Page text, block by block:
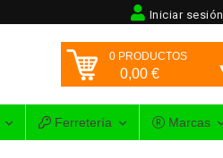
Iniciar sesión
0 PRODUCTOS
0,00 €
Ferretería Marcas